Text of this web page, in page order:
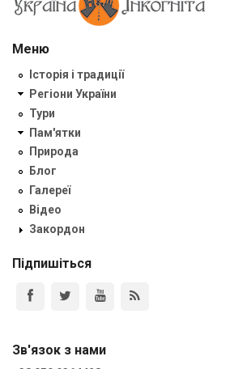
Меню
Історія і традиції
Регіони України
Тури
Пам'ятки
Природа
Блог
Галереї
Відео
Закордон
Підпишіться
Зв'язок з нами